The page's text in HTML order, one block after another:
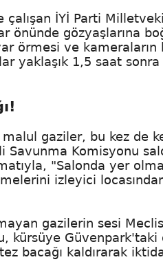
çalışan İYİ Parti
önünde gözyaşlarına
örmesi ve kameraların
yaklaşık 1,5 saat
gaziler, bu kez de
Savunma Komisyonu
"Salonda yer
izleyici
gazilerin sesi
kürsüye Güvenpark'taki
bacağı kaldırarak